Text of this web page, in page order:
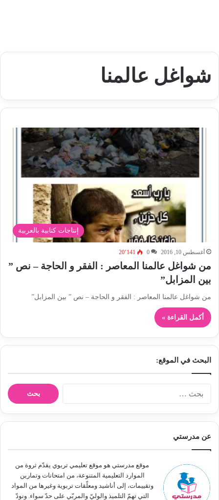
شواغل عالمنا
إنتاجات كتابية بالعربية
أغسطس 10, 2016 0 20٬141
من شواغل عالمنا المعاصر : الفقر و الحاجة – نص ”
بين المزابل”
من شواغل عالمنا المعاصر : الفقر و الحاجة – نص ” بين المزابل”
أكمل القراءة »
البحث في الموقع:
ن
عن مدرستي
موقع مدرستي هو موقع تعليمي تربوي يقدّم ثروة من
الموارد التعليمية المتنوعة، من امتحانات وتمارين
وتقييمات، إلى أناشيد ومعلّقات تربوية وغيرها من المواد
التي تهمّ التلميذ والوليّ والمربّي على حدّ سواء. ونودّ